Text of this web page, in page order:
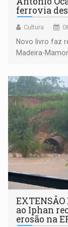
ferrovia
Cultura
Novo livro faz
Madeira-
ao Iphan
erosão na